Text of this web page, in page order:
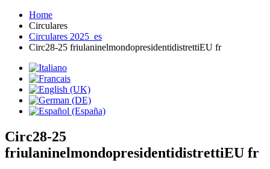
Home
Circulares
Circulares 2025_es
Circ28-25 friulaninelmondopresidentidistrettiEU fr
Circ28-25
friulaninelmondopresidentidistrettiEU fr